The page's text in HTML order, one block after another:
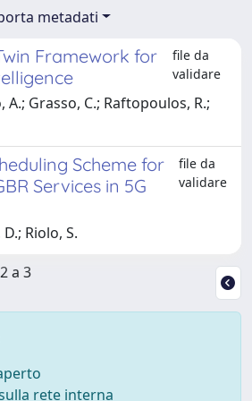
metadati
Framework for
file da
validare
A.; Grasso, C.; Raftopoulos, R.;
Scheme for
Services in 5G
file da
validare
Riolo, S.
a 3
rete interna